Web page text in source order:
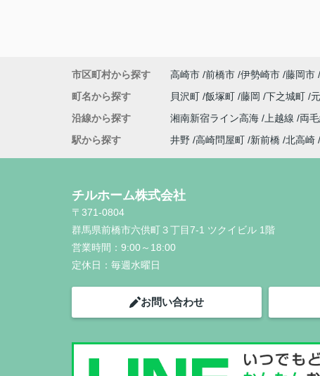
市区町村から探す 高崎市 前橋市 伊勢崎市 藤岡市
町名から探す
貝沢町 飯塚町 藤岡 下之城町
沿線から探す
湘南新宿ライン高海 上越線 両
駅から探す
井野 高崎問屋町 新前橋 北高崎
チルホーム株式会社
〒371-0804
群馬県前橋市六供町３丁目7-1 ツクイビル 1階
営業時間： 9:00～18:00
定休日： 毎週水曜日
お問い合わせ